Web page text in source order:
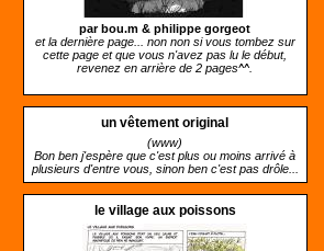
par bou.m &philippe gorgeot
et la dernière page... non non si vous tombez sur
cette page et que vous n'avez pas lu le début,
revenez en arrière de 2 pages^^.
un vêtement original
(www)
Bon ben j'espère que c'est plus ou moins arrivé à
plusieurs d'entre vous, sinon ben c'est pas drôle...
le village aux poissons